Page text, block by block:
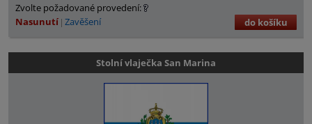
Zvolte požadované provedení:
Nasunutí Zavěšení do košíku
Stolní vlaječka San Marina